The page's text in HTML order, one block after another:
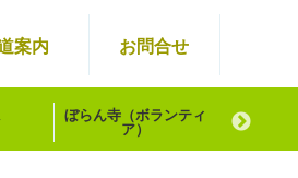
案内 お問合せ
ぼらん寺（ボランティ
ア）